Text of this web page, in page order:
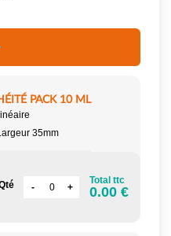
PACK 10 ML
35mm
Total ttc
0.00 €